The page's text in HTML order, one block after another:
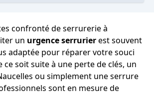
confronté de serrurerie à
un urgence serrurierest souvent
adaptée pour réparer votre souci
ce soit suite à une perte de clés, un
ou simplement une serrure
sont en mesure de